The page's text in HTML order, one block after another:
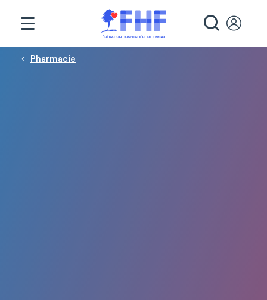
Fil d'Ariane
Pharmacie
Panneau de gestion des cookies